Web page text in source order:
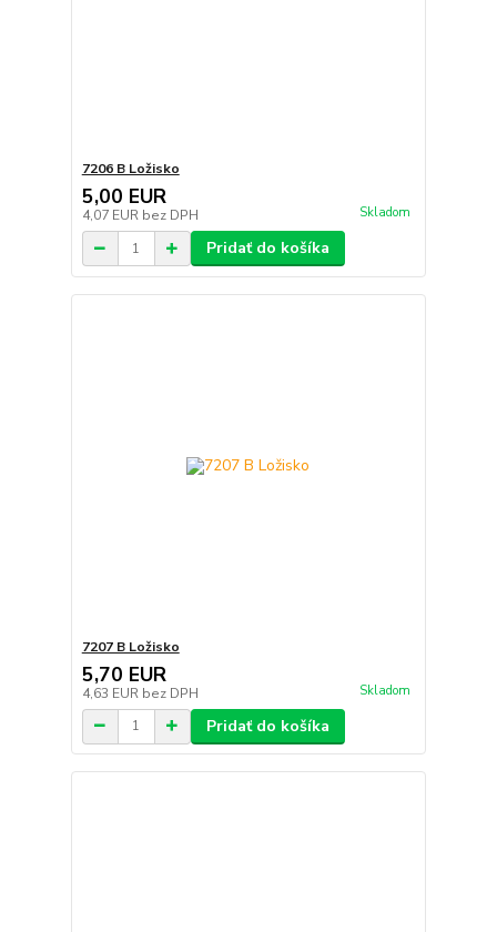
7206 B Ložisko
5,00 EUR
4,07 EUR bez DPH Skladom
Pridať do košíka
7207 B Ložisko
5,70 EUR
4,63 EUR bez DPH Skladom
Pridať do košíka